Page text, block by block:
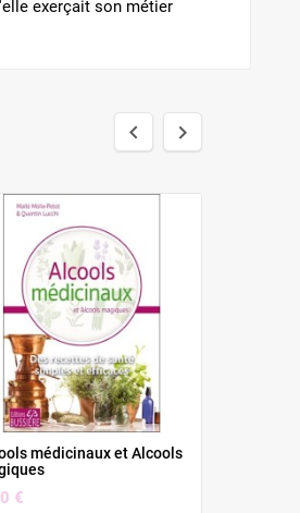
exerçait son métier
 
médicinaux et Alcools
€